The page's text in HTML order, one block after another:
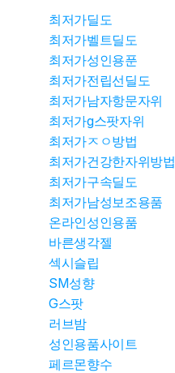
최저가딜도
최저가벨트딜도
최저가성인용푼
최저가전립선딜도
최저가남자항문자위
최저가g스팟자위
최저가ㅈㅇ방법
최저가건강한자위방법
최저가구속딜도
최저가남성보조용품
온라인성인용품
바른생각젤
섹시슬립
SM성향
G스팟
러브밤
성인용품사이트
페르몬향수